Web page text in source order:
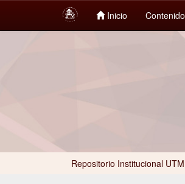
Inicio Contenido
Repositorio Institucional UTM